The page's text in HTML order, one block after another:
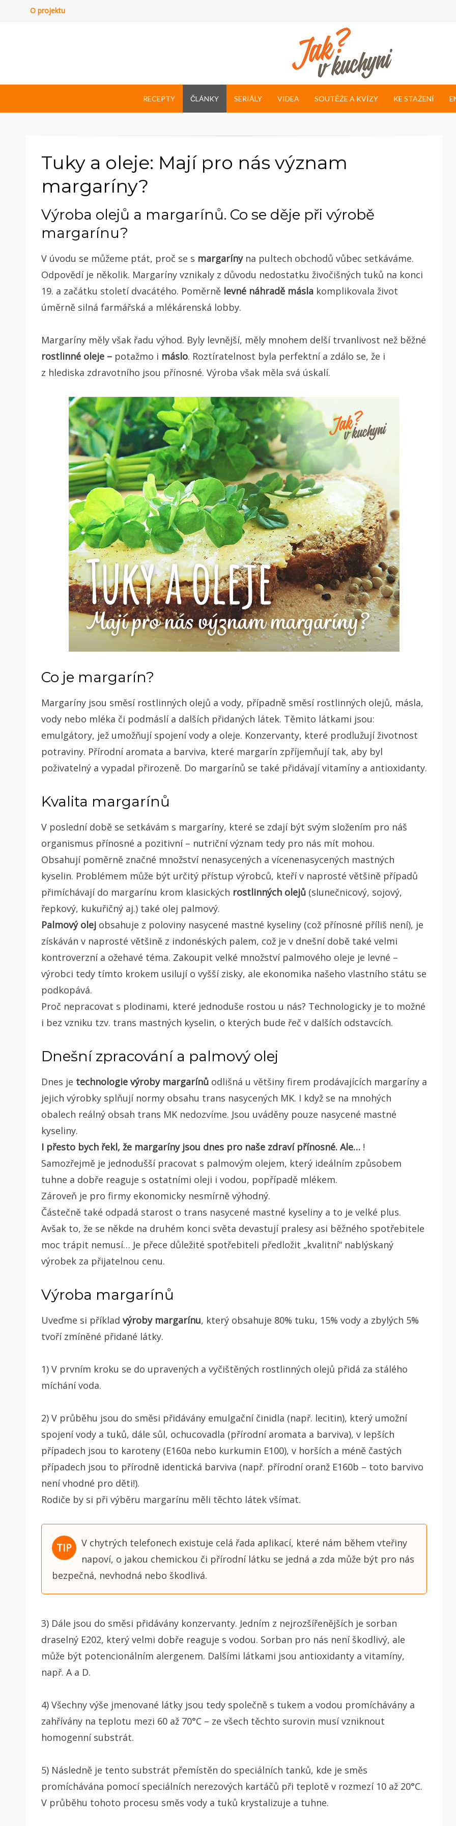
O projektu
RECEPTY ČLÁNKY SERIÁLY VIDEA SOUTĚŽE A KVÍZY KE STAŽENÍ
Tuky a oleje: Mají pro nás význam
margaríny?
Výroba olejů a margarínů. Co se děje při výrobě
margarínu?
V úvodu se můžeme ptát, proč se s margarínyna pultech obchodů vůbec setkáváme.
Odpovědí je několik. Margaríny vznikaly z důvodu nedostatku živočišných tuků na konci
19. a začátku století dvacátého. Poměrně levné náhradě másla komplikovala život
úměrně silná farmářská a mlékárenská lobby.
Margaríny měly však řadu výhod. Byly levnější, měly mnohem delší trvanlivost než běžné
rostlinné oleje – potažmo i máslo. Roztíratelnost byla perfektní a zdálo se, že i
z hlediska zdravotního jsou přínosné. Výroba však měla svá úskalí.
Co je margarín?
Margaríny jsou směsí rostlinných olejů a vody, případně směsí rostlinných olejů, másla,
vody nebo mléka či podmáslí a dalších přidaných látek. Těmito látkami jsou:
emulgátory, jež umožňují spojení vody a oleje. Konzervanty, které prodlužují životnost
potraviny. Přírodní aromata a barviva, které margarín zpříjemňují tak, aby byl
poživatelný a vypadal přirozeně. Do margarínů se také přidávají vitamíny a antioxidanty.
Kvalita margarínů
V poslední době se setkávám s margaríny, které se zdají být svým složením pro náš
organismus přínosné a pozitivní – nutriční význam tedy pro nás mít mohou.
Obsahují poměrně značné množství nenasycených a vícenenasycených mastných
kyselin. Problémem může být určitý přístup výrobců, kteří v naprosté většině případů
přimíchávají do margarínu krom klasických rostlinných olejů (slunečnicový, sojový,
řepkový, kukuřičný aj.) také olej palmový.
Palmový olej obsahuje z poloviny nasycené mastné kyseliny (což přínosné příliš není), je
získáván v naprosté většině z indonéských palem, což je v dnešní době také velmi
kontroverzní a ožehavé téma. Zakoupit velké množství palmového oleje je levné –
výrobci tedy tímto krokem usilují o vyšší zisky, ale ekonomika našeho vlastního státu se
podkopává.
Proč nepracovat s plodinami, které jednoduše rostou u nás? Technologicky je to možné
i bez vzniku tzv. trans mastných kyselin, o kterých bude řeč v dalších odstavcích.
Dnešní zpracování a palmový olej
Dnes je technologie výroby margarínů odlišná u většiny firem prodávajících margaríny a
jejich výrobky splňují normy obsahu trans nasycených MK. I když se na mnohých
obalech reálný obsah trans MK nedozvíme. Jsou uváděny pouze nasycené mastné
kyseliny.
I přesto bych řekl, že margaríny jsou dnes pro naše zdraví přínosné. Ale… !
Samozřejmě je jednodušší pracovat s palmovým olejem, který ideálním způsobem
tuhne a dobře reaguje s ostatními oleji i vodou, popřípadě mlékem.
Zároveň je pro firmy ekonomicky nesmírně výhodný.
Částečně také odpadá starost o trans nasycené mastné kyseliny a to je velké plus.
Avšak to, že se někde na druhém konci světa devastují pralesy asi běžného spotřebitele
moc trápit nemusí… Je přece důležité spotřebiteli předložit „kvalitní“ nablýskaný
výrobek za přijatelnou cenu.
Výroba margarínů
Uveďme si příklad výroby margarínu, který obsahuje 80% tuku, 15% vody a zbylých 5%
tvoří zmíněné přidané látky.
1) V prvním kroku se do upravených a vyčištěných rostlinných olejů přidá za stálého
míchání voda.
2) V průběhu jsou do směsi přidávány emulgační činidla (např. lecitin), který umožní
spojení vody a tuků, dále sůl, ochucovadla (přírodní aromata a barviva), v lepších
případech jsou to karoteny (E160a nebo kurkumin E100), v horších a méně častých
případech jsou to přírodně identická barviva (např. přírodní oranž E160b – toto barvivo
není vhodné pro děti!).
Rodiče by si při výběru margarínu měli těchto látek všímat.
V chytrých telefonech existuje celá řada aplikací, které nám během vteřiny
napoví, o jakou chemickou či přírodní látku se jedná a zda může být pro nás
bezpečná, nevhodná nebo škodlivá.
3) Dále jsou do směsi přidávány konzervanty. Jedním z nejrozšířenějších je sorban
draselný E202, který velmi dobře reaguje s vodou. Sorban pro nás není škodlivý, ale
může být potencionálním alergenem. Dalšími látkami jsou antioxidanty a vitamíny,
např. A a D.
4) Všechny výše jmenované látky jsou tedy společně s tukem a vodou promíchávány a
zahřívány na teplotu mezi 60 až 70°C – ze všech těchto surovin musí vzniknout
homogenní substrát.
5) Následně je tento substrát přemístěn do speciálních tanků, kde je směs
promíchávána pomocí speciálních nerezových kartáčů při teplotě v rozmezí 10 až 20°C.
V průběhu tohoto procesu směs vody a tuků krystalizuje a tuhne.